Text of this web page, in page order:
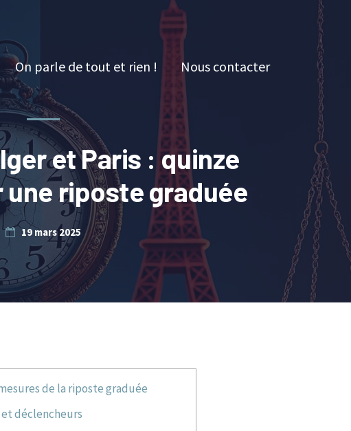
On parle de tout et rien ! Nous contacter
et Paris : quinze
une riposte graduée
19 mars 2025
de la riposte graduée
déclencheurs